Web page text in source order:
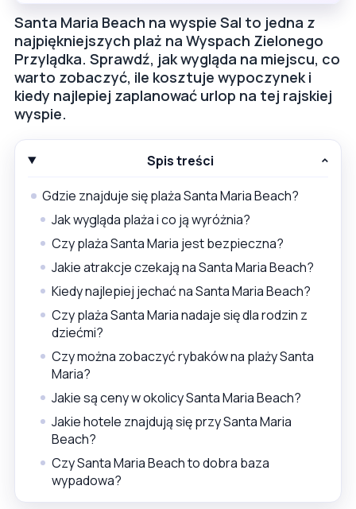
Santa Maria Beach na wyspie Sal to jedna z
najpiękniejszych plaż na Wyspach Zielonego
Przylądka. Sprawdź, jak wygląda na miejscu, co
warto zobaczyć, ile kosztuje wypoczynek i
kiedy najlepiej zaplanować urlop na tej rajskiej
wyspie.
Spis treści
Gdzie znajduje się plaża Santa Maria Beach?
Jak wygląda plaża i co ją wyróżnia?
Czy plaża Santa Maria jest bezpieczna?
Jakie atrakcje czekają na Santa Maria Beach?
Kiedy najlepiej jechać na Santa Maria Beach?
Czy plaża Santa Maria nadaje się dla rodzin z
dziećmi?
Czy można zobaczyć rybaków na plaży Santa
Maria?
Jakie są ceny w okolicy Santa Maria Beach?
Jakie hotele znajdują się przy Santa Maria
Beach?
Czy Santa Maria Beach to dobra baza
wypadowa?